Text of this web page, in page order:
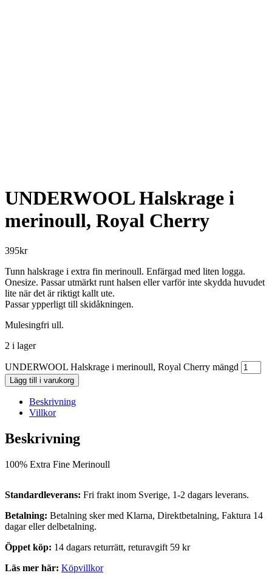
UNDERWOOL Halskrage i
merinoull, Royal Cherry
395kr
Tunn halskrage i extra fin merinoull. Enfärgad med liten logga.
Onesize. Passar utmärkt runt halsen eller varför inte skydda huvudet
lite när det är riktigt kallt ute.
Passar ypperligt till skidåkningen.
Mulesingfri ull.
2 i lager
UNDERWOOL Halskrage i merinoull, Royal Cherry mängd
Lägg till i varukorg
Beskrivning
Villkor
Beskrivning
100% Extra Fine Merinoull
Standardleverans: Fri frakt inom Sverige, 1-2 dagars leverans.
Betalning: Betalning sker med Klarna, Direktbetalning, Faktura 14
dagar eller delbetalning.
Öppet köp: 14 dagars returrätt, returavgift 59 kr
Läs mer här: Köpvillkor